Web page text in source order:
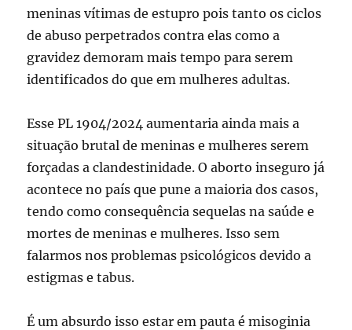
meninas vítimas de estupro pois tanto os ciclos
de abuso perpetrados contra elas como a
gravidez demoram mais tempo para serem
identificados do que em mulheres adultas.
Esse PL 1904/2024 aumentaria ainda mais a
situação brutal de meninas e mulheres serem
forçadas a clandestinidade. O aborto inseguro já
acontece no país que pune a maioria dos casos,
tendo como consequência sequelas na saúde e
mortes de meninas e mulheres. Isso sem
falarmos nos problemas psicológicos devido a
estigmas e tabus.
É um absurdo isso estar em pauta é misoginia